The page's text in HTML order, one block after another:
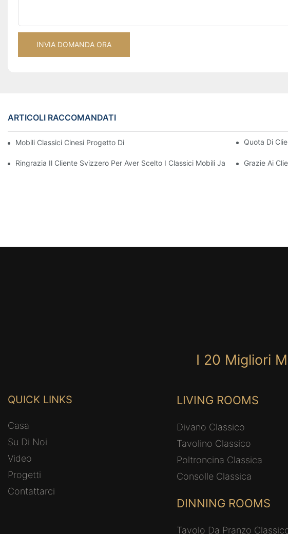
INVIA DOMANDA ORA
ARTICOLI RACCOMANDATI
Mobili Classici Cinesi Progetto Di Mobili Di James Bond Per Pechino Quota Di
Ringrazia Il Cliente Svizzero Per Aver Scelto I Classici Mobili James BondGrazie Ai
I 20 Migliori
QUICK LINKS
Casa
Su Di Noi
Video
Progetti
Contattarci
LIVING ROOMS
Divano Classico
Tavolino Classico
Poltroncina Classica
Consolle Classica
DINNING ROOMS
Tavolo Da Pranzo